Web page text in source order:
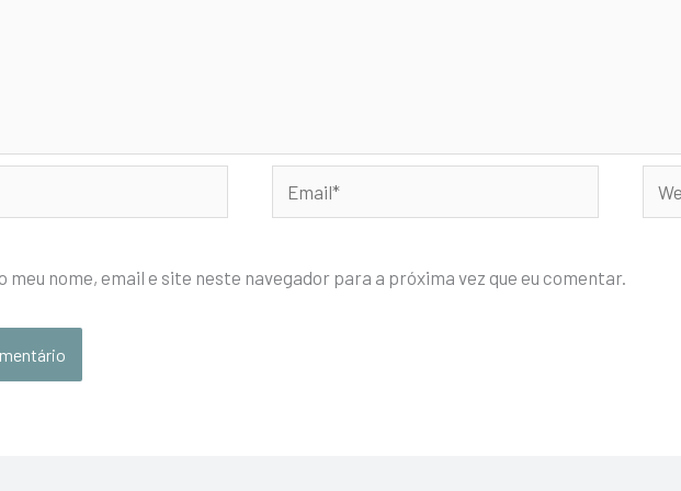
Email*
meu nome, email e site neste navegador para a próxima vez que eu comentar.